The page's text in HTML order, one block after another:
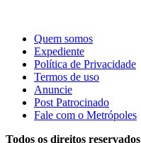
Quem somos
Expediente
Política de Privacidade
Termos de uso
Anuncie
Post Patrocinado
Fale com o Metrópoles
Todos os direitos reservados